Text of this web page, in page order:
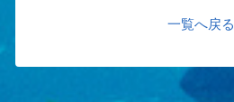
一覧へ戻る